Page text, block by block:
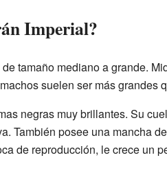
Imperial?
tamaño mediano a grande.
suelen ser más grandes
negras muy brillantes. Su
También posee una mancha
de reproducción, le crece un